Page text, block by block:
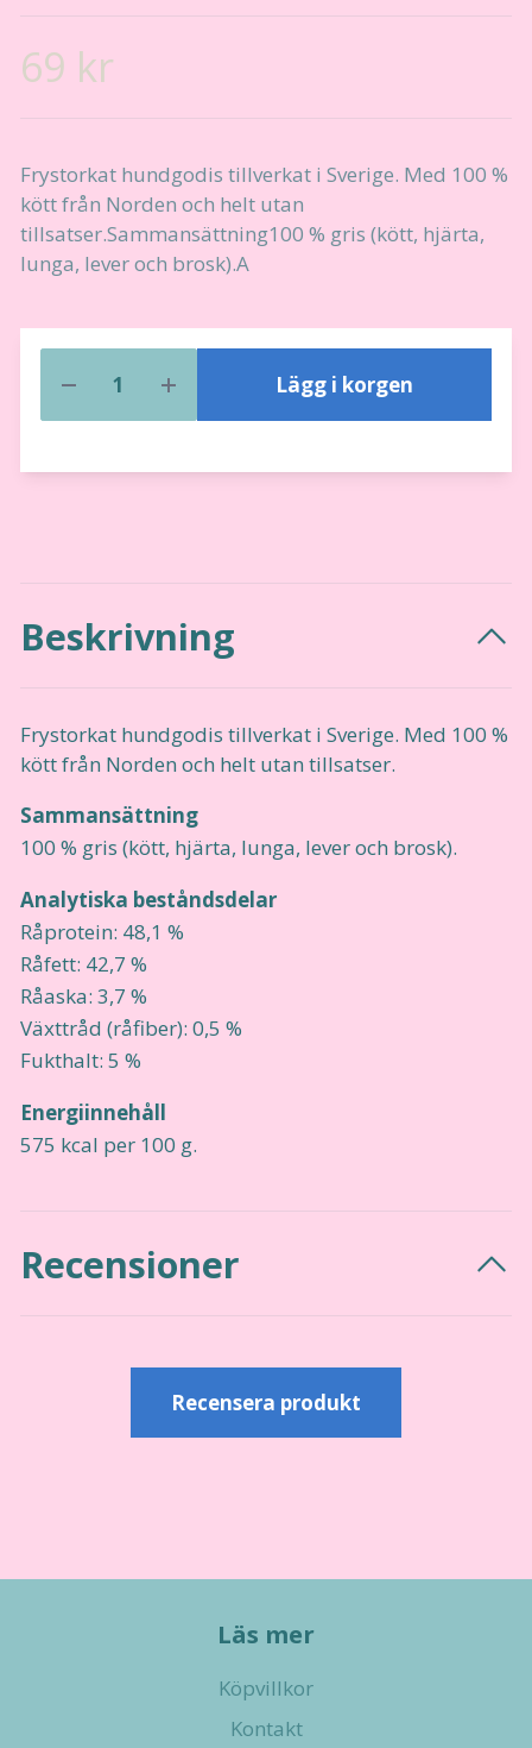
69 kr
Frystorkat hundgodis tillverkat i Sverige. Med 100 %
kött från Norden och helt utan
tillsatser.Sammansättning100 % gris (kött, hjärta,
lunga, lever och brosk).A
Lägg i korgen
Beskrivning
Frystorkat hundgodis tillverkat i Sverige. Med 100 %
kött från Norden och helt utan tillsatser.
Sammansättning
100 % gris (kött, hjärta, lunga, lever och brosk).
Analytiska beståndsdelar
Råprotein: 48,1 %
Råfett: 42,7 %
Råaska: 3,7 %
Växttråd (råfiber): 0,5 %
Fukthalt: 5 %
Energiinnehåll
575 kcal per 100 g.
Recensioner
Recensera produkt
Läs mer
Köpvillkor
Kontakt